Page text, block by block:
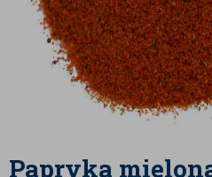
Papryka